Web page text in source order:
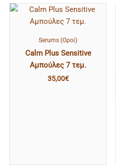
Serums (Οροί)
Calm Plus Sensitive
Αμπούλες 7 τεμ.
35,00€